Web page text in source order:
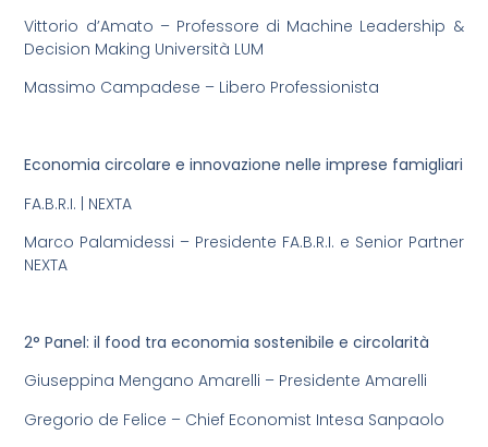
Vittorio d’Amato – Professore di Machine Leadership &
Decision Making Università LUM
Massimo Campadese – Libero Professionista
Economia circolare e innovazione nelle imprese famigliari
FA.B.R.I. | NEXTA
Marco Palamidessi – Presidente FA.B.R.I. e Senior Partner
NEXTA
2° Panel: il food tra economia sostenibile e circolarità
Giuseppina Mengano Amarelli – Presidente Amarelli
Gregorio de Felice – Chief Economist Intesa Sanpaolo